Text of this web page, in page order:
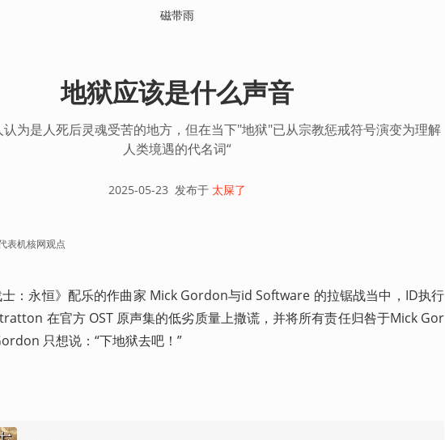
磁带雨
地狱应该是什么声音
为是人死后灵魂受苦的地方，但在当下"地狱"已从宗教惩戒符号演变为理解
人类境遇的代名词“
2025-05-23 发布于 太屎了
表机核网观点
：永恒》配乐的作曲家 Mick Gordon与id Software 的拉锯战当中，ID执行
在官方 OST 原声集的低劣质量上撒谎，并将所有责任归咎于Mick Gor
只想说：“下地狱去吧！”